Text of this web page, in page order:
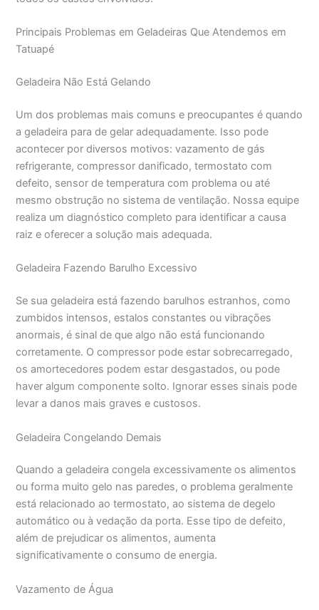
Principais Problemas em Geladeiras Que Atendemos em
Tatuapé
Geladeira Não Está Gelando
Um dos problemas mais comuns e preocupantes é quando
a geladeira para de gelar adequadamente. Isso pode
acontecer por diversos motivos: vazamento de gás
refrigerante, compressor danificado, termostato com
defeito, sensor de temperatura com problema ou até
mesmo obstrução no sistema de ventilação. Nossa equipe
realiza um diagnóstico completo para identificar a causa
raiz e oferecer a solução mais adequada.
Geladeira Fazendo Barulho Excessivo
Se sua geladeira está fazendo barulhos estranhos, como
zumbidos intensos, estalos constantes ou vibrações
anormais, é sinal de que algo não está funcionando
corretamente. O compressor pode estar sobrecarregado,
os amortecedores podem estar desgastados, ou pode
haver algum componente solto. Ignorar esses sinais pode
levar a danos mais graves e custosos.
Geladeira Congelando Demais
Quando a geladeira congela excessivamente os alimentos
ou forma muito gelo nas paredes, o problema geralmente
está relacionado ao termostato, ao sistema de degelo
automático ou à vedação da porta. Esse tipo de defeito,
além de prejudicar os alimentos, aumenta
significativamente o consumo de energia.
Vazamento de Água